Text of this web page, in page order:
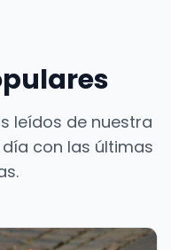
leídos de nuestra
con las últimas